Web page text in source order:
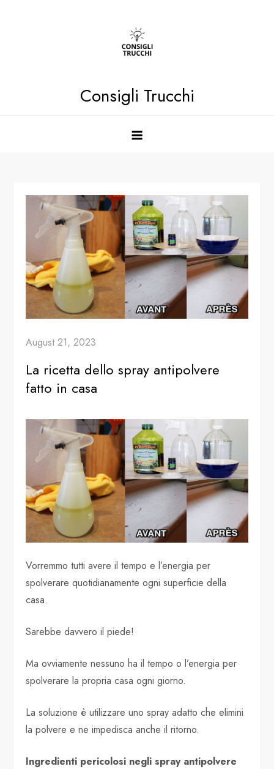
Consigli Trucchi
August 21, 2023
La ricetta dello spray antipolvere
fatto in casa
Vorremmo tutti avere il tempo e l’energia per
spolverare quotidianamente ogni superficie della
casa.
Sarebbe davvero il piede!
Ma ovviamente nessuno ha il tempo o l’energia per
spolverare la propria casa ogni giorno.
La soluzione è utilizzare uno spray adatto che elimini
la polvere e ne impedisca anche il ritorno.
Ingredienti pericolosi negli spray antipolvere